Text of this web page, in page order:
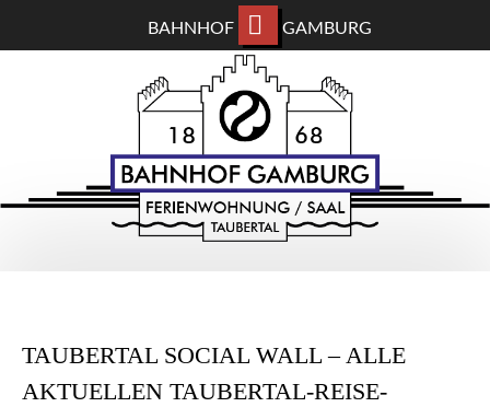
BAHNHOF GAMBURG
BAHNHOF GAMBURG
Ferienwohnung und Eventsaal im Taubertal
TAUBERTAL SOCIAL WALL – ALLE
AKTUELLEN TAUBERTAL-REISE-